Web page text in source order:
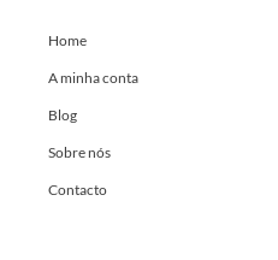
Home
A minha conta
Blog
Sobre nós
Contacto